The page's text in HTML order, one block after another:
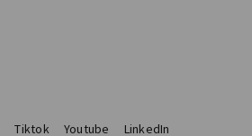
Tiktok Youtube
LinkedIn